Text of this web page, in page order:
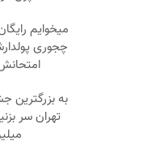
میخوایم
چجوری
به بزرگترین